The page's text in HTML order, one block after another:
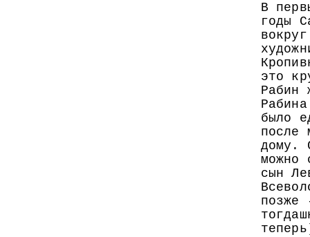
В
годы
это
Рабин
было
после
дому.
можно
сын
позже